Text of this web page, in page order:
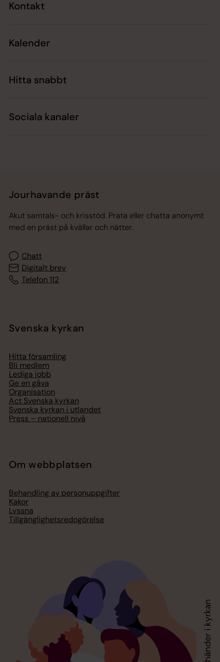
Kontakt
Kalender
Hitta snabbt
Sociala kanaler
Jourhavande präst
Akut samtals- och krisstöd. Prata eller chatta anonymt
med en präst på kvällar och nätter.
Chatt
Digitalt brev
Telefon 112
Svenska kyrkan
Hitta församling
Bli medlem
Lediga jobb
Ge en gåva
Organisation
Act Svenska kyrkan
Svenska kyrkan i utlandet
Press – nationell nivå
Om webbplatsen
Behandling av personuppgifter
Kakor
Lyssna
Tillgänglighetsredogörelse